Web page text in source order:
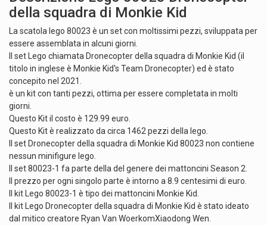
della squadra di Monkie Kid
La scatola lego 80023 è un set con moltissimi pezzi, sviluppata per
essere assemblata in alcuni giorni.
Il set Lego chiamata Dronecopter della squadra di Monkie Kid (il
titolo in inglese è Monkie Kid's Team Dronecopter) ed è stato
concepito nel 2021.
è un kit con tanti pezzi, ottima per essere completata in molti
giorni.
Questo Kit il costo è 129.99 euro.
Questo Kit è realizzato da circa 1462 pezzi della lego.
Il set Dronecopter della squadra di Monkie Kid 80023 non contiene
nessun minifigure lego.
Il set 80023-1 fa parte della del genere dei mattoncini Season 2.
Il prezzo per ogni singolo parte è intorno a 8.9 centesimi di euro.
Il kit Lego 80023-1 è tipo dei mattoncini Monkie Kid.
Il kit Lego Dronecopter della squadra di Monkie Kid è stato ideato
dal mitico creatore Ryan Van WoerkomXiaodong Wen.